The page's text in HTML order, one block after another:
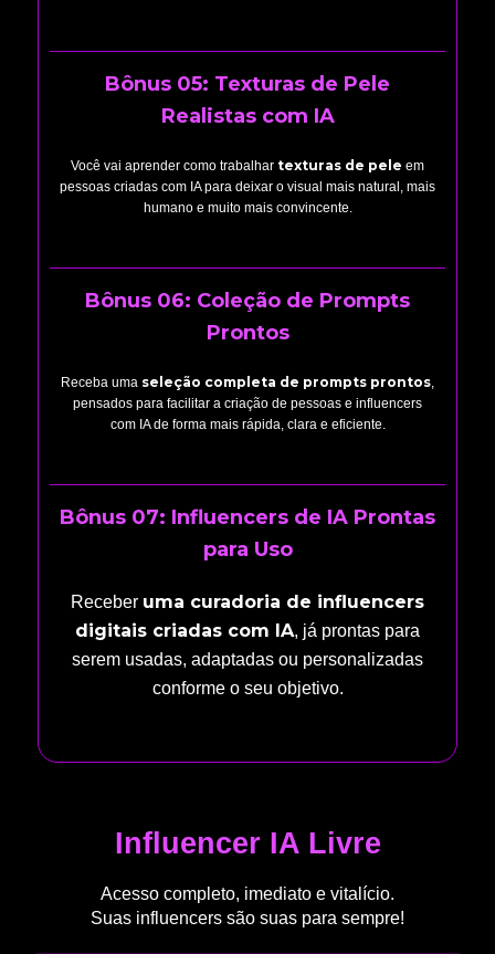
Bônus 05: Texturas de Pele
Realistas com IA
Você vai aprender como trabalhar texturas de pele em
pessoas criadas com IA para deixar o visual mais natural, mais
humano e muito mais convincente.
Bônus 06: Coleção de Prompts
Prontos
Receba uma seleção completa de prompts prontos,
pensados para facilitar a criação de pessoas e influencers
com IA de forma mais rápida, clara e eficiente.
Bônus 07: Influencers de IA Prontas
para Uso
Receber uma curadoria de influencers
digitais criadas com IA, já prontas para
serem usadas, adaptadas ou personalizadas
conforme o seu objetivo.
Influencer IA Livre
Acesso completo, imediato e vitalício.
Suas influencers são suas para sempre!